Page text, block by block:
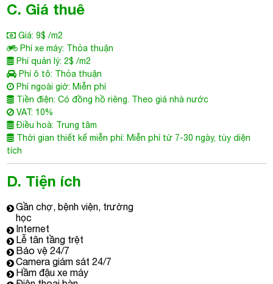
C. Giá thuê
Giá: 9$ /m2
Phí xe máy: Thỏa thuận
Phí quản lý: 2$ /m2
Phí ô tô: Thỏa thuận
Phí ngoài giờ: Miễn phí
Tiền điện: Có đồng hồ riêng. Theo giá nhà nước
VAT: 10%
Điều hoà: Trung tâm
Thời gian thiết kế miễn phí: Miễn phí từ 7-30 ngày, tùy diện
tích
D. Tiện ích
Gần chợ, bệnh viện, trường
học
Internet
Lễ tân tầng trệt
Bảo vệ 24/7
Camera giám sát 24/7
Hầm đậu xe máy